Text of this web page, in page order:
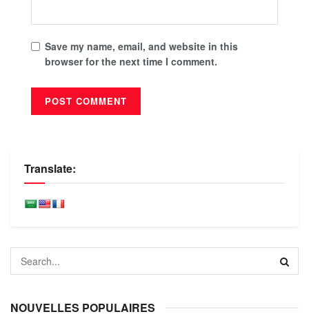
Save my name, email, and website in this
browser for the next time I comment.
Translate:
NOUVELLES POPULAIRES